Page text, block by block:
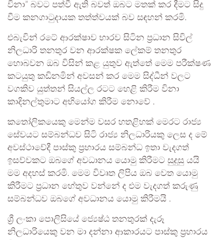
විනා” බවට පත්වී ඇති බවත් ඔබට මතක් කර දීමට සිදු
වීම කනගාටුදායක තත්ත්වයක් බව සඳහන් කරමි.
එබැවින් රටේ ආරක්ෂාව භාරව සිටින ප්‍රධාන සිවිල්
නිලධාරි තනතුර වන ආරක්ෂක ලේකම් තනතුර
හොබවන ඔබ විසින් කළ යුතුව ඇත්තේ මෙම පරීක්ෂණ
කටයුතු කඩිනමින් අවසන් කර මෙම සිද්ධීන් වලට
වගකිව යුත්තන් සියල්ල රටට හෙළි කිරීම විනා
කාදිනල්තුමාට අභියෝග කිරීම නොවේ .
කතෝලිකයෙකු මෙන්ම වසර හතළිහක් මෙරට රාජ්‍ය
සේවයට සම්බන්ධව සිටි රාජ්‍ය නිලධාරියකු ලෙස ද මේ
අවස්ථාවේදී පාස්කු ප්‍රහාරය සම්බන්ධ ඉතා වැදගත්
ඉසව්වකට ඔබගේ අවධානය යොමු කිරීමට සුදුසු යයි
මම අදහස් කරමි. මෙම විවෘත ලිපිය ඔබ වෙත යොමු
කිරීමට ප්‍රධාන හේතුව වන්නේ ද එම වැදගත් කරුණු
සම්බන්ධව ඔබගේ අවධානය යොමු කිරීමයි .
ශ්‍රී ලංකා පොලිසියේ ජ්‍යෙෂ්ඨ තනතුරක් දැරූ
නිලධාරියෙකු වන මා දන්නා ආකාරයට පාස්කු ප්‍රහාරය